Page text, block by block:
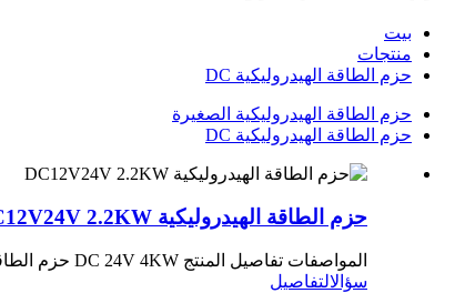
بيت
منتجات
حزم الطاقة الهيدروليكية DC
حزم الطاقة الهيدروليكية الصغيرة
حزم الطاقة الهيدروليكية DC
حزم الطاقة الهيدروليكية DC12V24V 2.2KW
المواصفات تفاصيل المنتج DC 24V 4KW حزم الطاقة الهيدروليكية وحدة طاقة واحدة تعمل تطبيق معلومات الشركة
سؤالالتفاصيل